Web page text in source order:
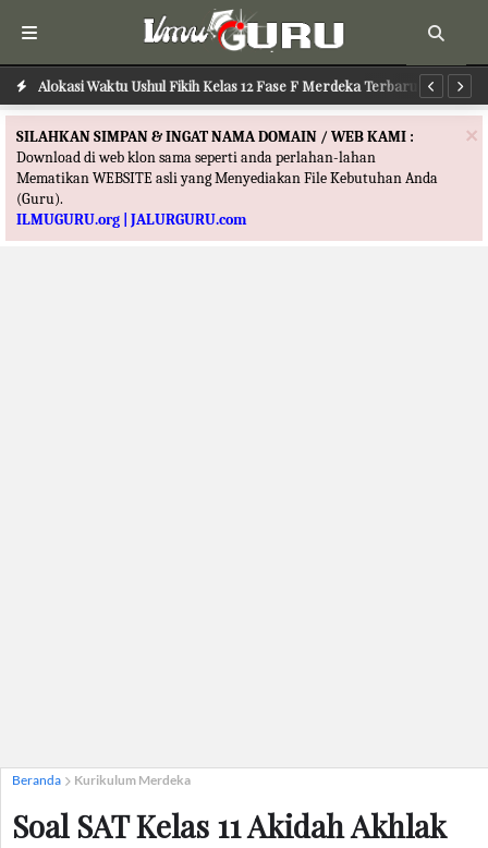
Alokasi Waktu Ushul Fikih Kelas 12 Fase F Merdeka Terbaru
Alokasi Waktu Ilmu Tafsir Kelas 12 Fase F Merdeka Terbaru
×
SILAHKAN SIMPAN & INGAT NAMA DOMAIN / WEB KAMI :
Download di web klon sama seperti anda perlahan-lahan
Mematikan WEBSITE asli yang Menyediakan File Kebutuhan Anda
(Guru).
ILMUGURU.org | JALURGURU.com
Beranda Kurikulum Merdeka
Soal SAT Kelas 11 Akidah Akhlak